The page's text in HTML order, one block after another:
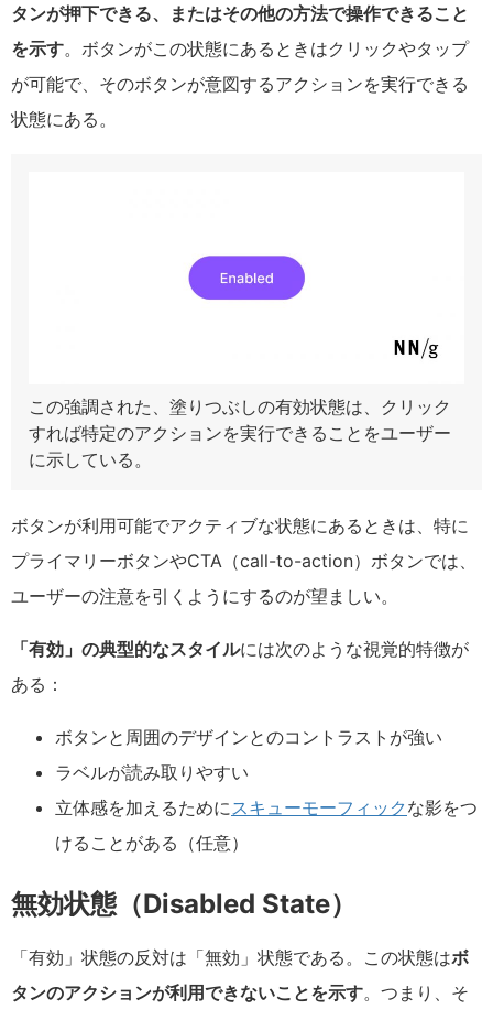
タンが押下できる、またはその他の方法で操作できること
を示す。ボタンがこの状態にあるときはクリックやタップ
が可能で、そのボタンが意図するアクションを実行できる
状態にある。
この強調された、塗りつぶしの有効状態は、クリック
すれば特定のアクションを実行できることをユーザー
に示している。
ボタンが利用可能でアクティブな状態にあるときは、特に
プライマリーボタンやCTA（call-to-action）ボタンでは、
ユーザーの注意を引くようにするのが望ましい。
「有効」の典型的なスタイルには次のような視覚的特徴が
ある：
ボタンと周囲のデザインとのコントラストが強い
ラベルが読み取りやすい
立体感を加えるために スキューモーフィック な影をつ
けることがある（任意）
無効状態（Disabled State）
「有効」状態の反対は「無効」状態である。この状態はボ
タンのアクションが利用できないことを示す。つまり、そ